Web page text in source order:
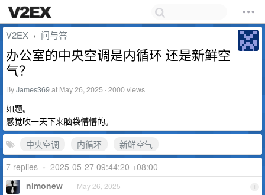
V2EX › 问与答
办公室的中央空调是内循环 还是新鲜空
气？
ByJames369at May 26, 2025 · 2000 views
如题。
感觉吹一天下来脑袋懵懵的。
中央空调
内循环
新鲜空气
7 replies • 2025-05-27 09:44:20 +08:00
1
nimonew May 26, 2025